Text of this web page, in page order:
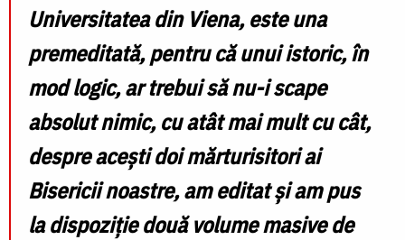
Universitatea din Viena,este una
premeditată,pentru că unui istoric, în
mod logic, ar trebui să nu-i scape
absolut nimic, cu atât mai mult cu cât,
despre acești doi mărturisitori ai
Bisericii noastre, am editat și am pus
la dispoziție două volume masive de